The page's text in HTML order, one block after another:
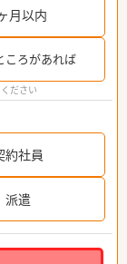
月以内
ころがあれば
ださい
約社員
派遣